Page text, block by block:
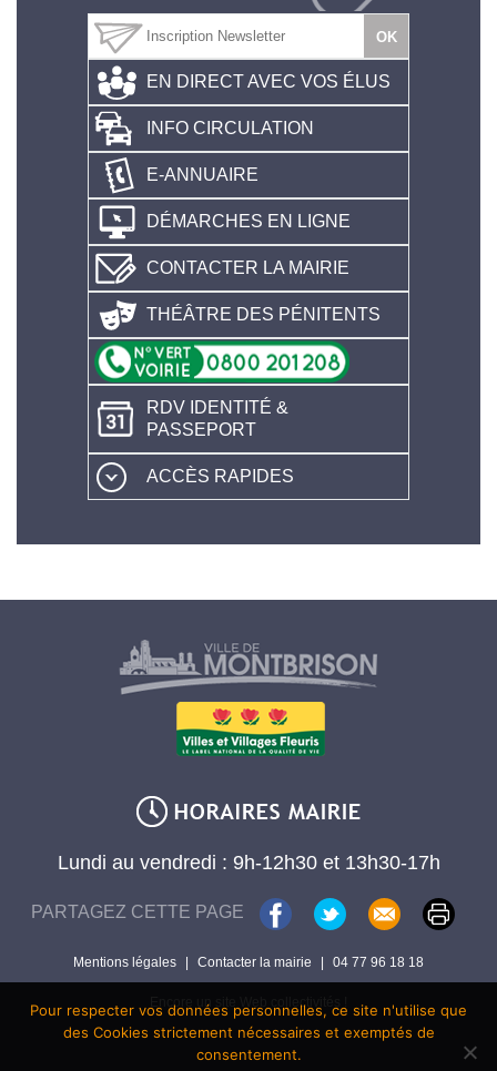
EN DIRECT AVEC VOS ÉLUS
INFO CIRCULATION
E-ANNUAIRE
DÉMARCHES EN LIGNE
CONTACTER LA MAIRIE
THÉÂTRE DES PÉNITENTS
RDV IDENTITÉ &
PASSEPORT
ACCÈS RAPIDES
Lundi au vendredi : 9h-12h30 et 13h30-17h
PARTAGEZ CETTE PAGE
Mentions légales | Contacter la mairie | 04 77 96 18 18
Encore un site Web collectivités !
Pour respecter vos données personnelles, ce site n'utilise que
des Cookies strictement nécessaires et exemptés de
consentement.